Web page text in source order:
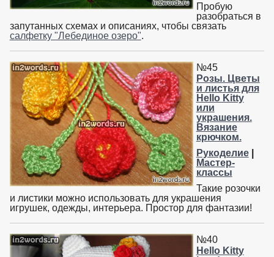
Пробую
разобраться в
запутанных схемах и описаниях, чтобы связать
салфетку "Лебединое озеро".
№45
Розы. Цветы
и листья для
Hello Kitty
или
украшения.
Вязание
крючком.
Рукоделие|
Мастер-
классы
Такие розочки
и листики можно использовать для украшения
игрушек, одежды, интерьера. Простор для фантазии!
№40
Hello Kitty